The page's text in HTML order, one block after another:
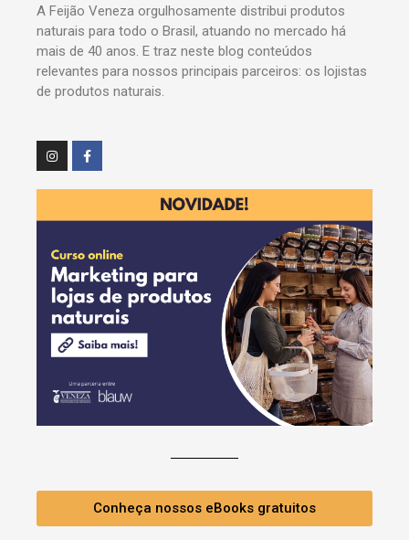
A Feijão Veneza orgulhosamente distribui produtos
naturais para todo o Brasil, atuando no mercado há
mais de 40 anos. E traz neste blog conteúdos
relevantes para nossos principais parceiros: os lojistas
de produtos naturais.
Conheça nossos eBooks gratuitos